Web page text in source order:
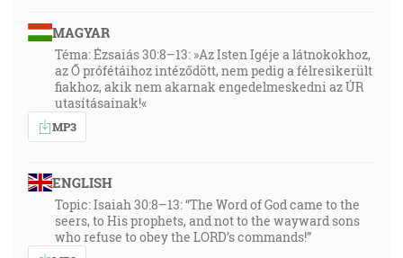
MAGYAR
Téma: Ézsaiás 30:8–13: »Az Isten Igéje a látnokokhoz,
az Ő prófétáihoz intéződött, nem pedig a félresikerült
fiakhoz, akik nem akarnak engedelmeskedni az ÚR
utasításainak!«
MP3
ENGLISH
Topic: Isaiah 30:8–13: “The Word of God came to the
seers, to His prophets, and not to the wayward sons
who refuse to obey the LORD’s commands!”